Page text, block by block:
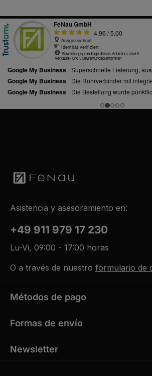
Asistencia y asesoramiento en:
+49 911 979 17 230
Lu-Vi, 09:00 - 17:00 horas
O a través de nuestro formulario de
Métodos de pago
Formas de envío
Newsletter